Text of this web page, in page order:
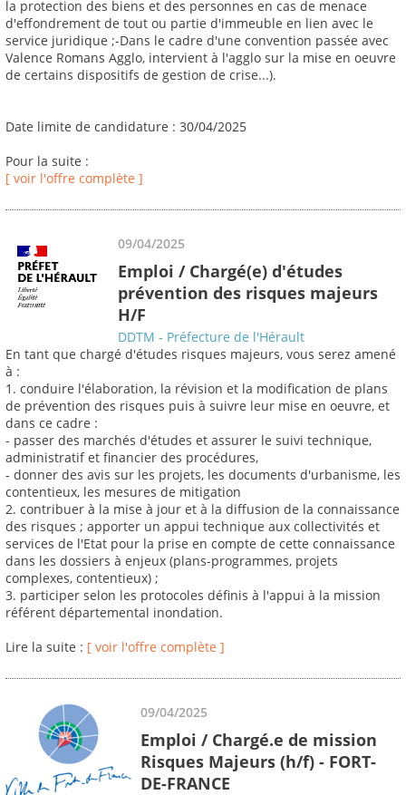
la protection des biens et des personnes en cas de menace
d'effondrement de tout ou partie d'immeuble en lien avec le
service juridique ;-Dans le cadre d'une convention passée avec
Valence Romans Agglo, intervient à l'agglo sur la mise en oeuvre
de certains dispositifs de gestion de crise...).
Date limite de candidature : 30/04/2025
Pour la suite :
[ voir l'offre complète ]
09/04/2025
Emploi / Chargé(e) d'études
prévention des risques majeurs
H/F
DDTM - Préfecture de l'Hérault
En tant que chargé d'études risques majeurs, vous serez amené
à :
1. conduire l'élaboration, la révision et la modification de plans
de prévention des risques puis à suivre leur mise en oeuvre, et
dans ce cadre :
- passer des marchés d'études et assurer le suivi technique,
administratif et financier des procédures,
- donner des avis sur les projets, les documents d'urbanisme, les
contentieux, les mesures de mitigation
2. contribuer à la mise à jour et à la diffusion de la connaissance
des risques ; apporter un appui technique aux collectivités et
services de l'Etat pour la prise en compte de cette connaissance
dans les dossiers à enjeux (plans-programmes, projets
complexes, contentieux) ;
3. participer selon les protocoles définis à l'appui à la mission
référent départemental inondation.
Lire la suite : [ voir l'offre complète ]
09/04/2025
Emploi / Chargé.e de mission
Risques Majeurs (h/f) - FORT-
DE-FRANCE